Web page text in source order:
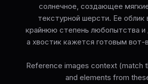
солнечное, создающее
текстурной шерсти. Ее облик
крайнюю степень любопытства
а хвостик кажется готовым вот-
Reference images context (match
and elements from